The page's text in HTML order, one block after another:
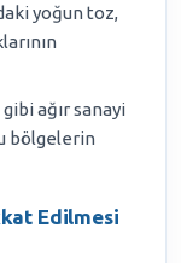
yoğun toz,
ağır sanayi
bölgelerin
Edilmesi